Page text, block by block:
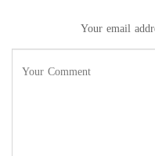
Your email